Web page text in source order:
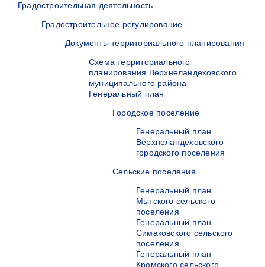
Градостроительная деятельность
Градостроительное регулирование
Документы территориального планирования
Схема территориального
планирования Верхнеландеховского
муниципального района
Генеральный план
Городское поселение
Генеральный план
Верхнеландеховского
городского поселения
Сельские поселения
Генеральный план
Мытского сельского
поселения
Генеральный план
Симаковского сельского
поселения
Генеральный план
Кромского сельского